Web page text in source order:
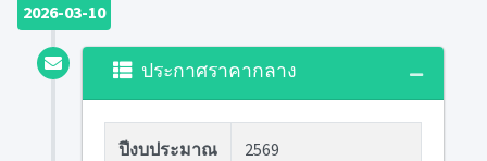
2026-03-10
ประกาศราคากลาง
ปีงบประมาณ 2569